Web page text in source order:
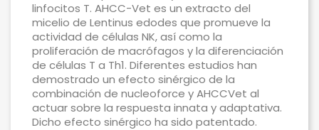
linfocitos T. AHCC-Vet es un extracto del
micelio de Lentinus edodes que promueve la
actividad de células NK, así como la
proliferación de macrófagos y la diferenciación
de células T a Th1. Diferentes estudios han
demostrado un efecto sinérgico de la
combinación de nucleoforce y AHCCVet al
actuar sobre la respuesta innata y adaptativa.
Dicho efecto sinérgico ha sido patentado.